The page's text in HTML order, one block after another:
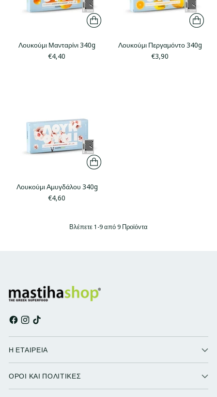
Λουκούμι Μανταρίνι 340g
€4,40
Λουκούμι Περγαμόντο 340g
€3,90
Λουκούμι Αμυγδάλου 340g
€4,60
Βλέπετε 1-9 από 9 Προϊόντα
Η ΕΤΑΙΡΕΙΑ
ΟΡΟΙ ΚΑΙ ΠΟΛΙΤΙΚΕΣ